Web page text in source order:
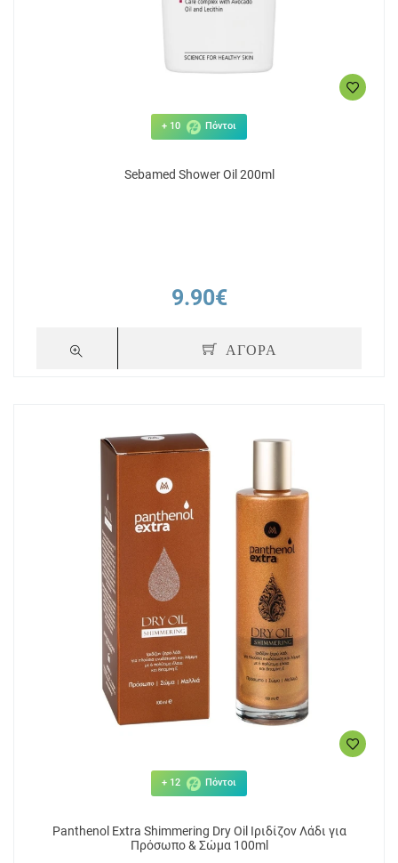
+ 10 Πόντοι
Sebamed Shower Oil 200ml
9.90€
ΑΓΟΡΑ
+ 12 Πόντοι
Panthenol Extra Shimmering Dry Oil Ιριδίζον Λάδι για
Πρόσωπο & Σώμα 100ml